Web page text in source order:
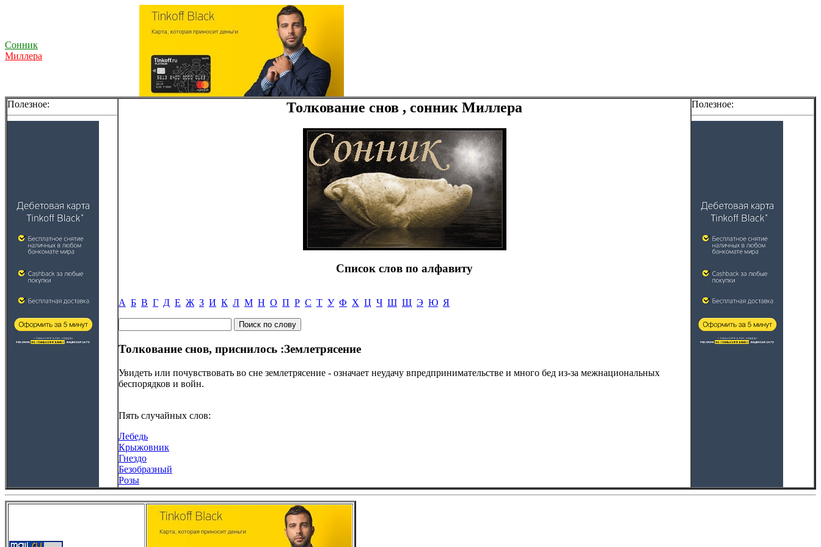
Сонник
Миллера
Полезное: Толкование снов , сонник Миллера
Список слов по алфавиту
А Б В Г Д Е Ж З И К Л М Н О П Р С Т У Ф Х Ц Ч Ш Щ Э Ю Я
Толкование снов, приснилось :Землетрясение
Увидеть или почувствовать во сне землетрясение - означает неудачу впредпринимательстве и много бед из-за межнациональных
беспорядков и войн.
Пять случайных слов:
Лебедь
Крыжовник
Гнездо
Безобразный
Розы
Полезное: